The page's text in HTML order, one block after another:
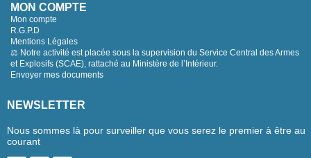
MON COMPTE
Mon compte
R.G.P.D
Mentions Légales
⚖️ Notre activité est placée sous la supervision du Service Central des Armes
et Explosifs (SCAE), rattaché au Ministère de l’Intérieur.
Envoyer mes documents
NEWSLETTER
Nous sommes là pour surveiller que vous serez le premier à être au
courant